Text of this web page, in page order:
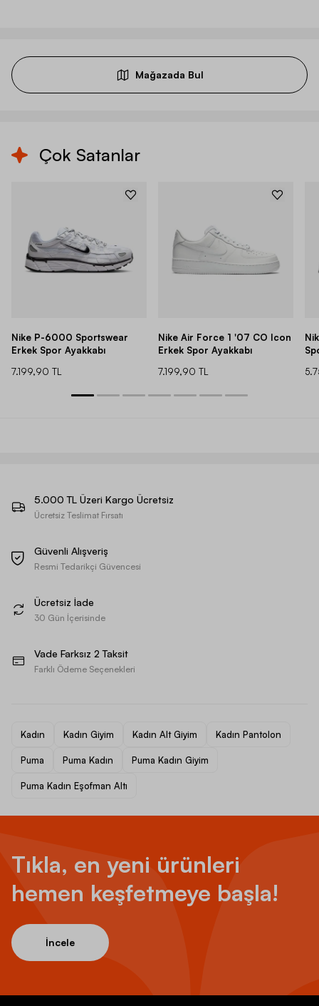
Mağazada Bul
Çok Satanlar
Nike P-6000 Sportswear
Erkek Spor Ayakkabı
7.199,90 TL
Nike Air Force 1 '07 CO Icon
Erkek Spor Ayakkabı
7.199,90 TL
5.000 TL Üzeri Kargo Ücretsiz
Ücretsiz Teslimat Fırsatı
Güvenli Alışveriş
Resmi Tedarikçi Güvencesi
Ücretsiz İade
30 Gün İçerisinde
Vade Farksız 2 Taksit
Farklı Ödeme Seçenekleri
Kadın Kadın Giyim Kadın Alt Giyim Kadın Pantolon
Puma Puma Kadın Puma Kadın Giyim
Puma Kadın Eşofman Altı
Tıkla, en yeni ürünleri
hemen keşfetmeye başla!
İncele